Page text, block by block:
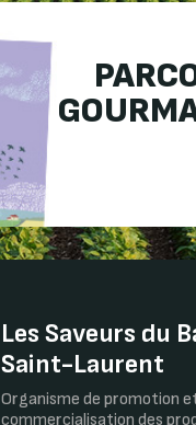
Les Saveurs du
Saint-Laurent
Organisme de promotion
commercialisation des